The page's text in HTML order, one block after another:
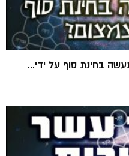
בחינת סוף על ידי...